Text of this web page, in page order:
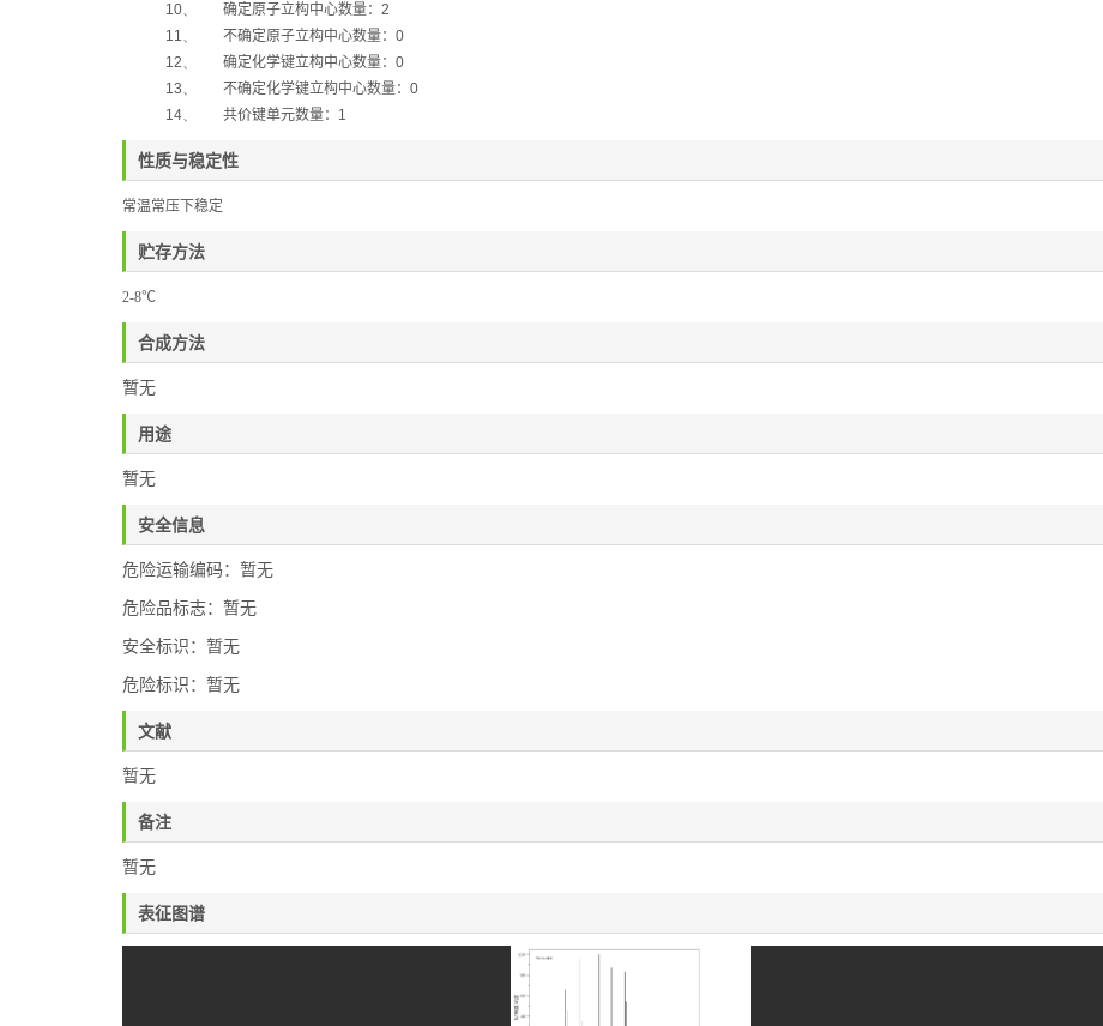
10、
确定原子立构中心数量： 2
11、
不确定原子立构中心数量： 0
12、
确定化学键立构中心数量： 0
13、
不确定化学键立构中心数量： 0
14、
共价键单元数量： 1
性质与稳定性
常温常压下稳定
贮存方法
2-8℃
合成方法
暂无
用途
暂无
安全信息
危险运输编码：暂无
危险品标志：暂无
安全标识：暂无
危险标识：暂无
文献
暂无
备注
暂无
表征图谱